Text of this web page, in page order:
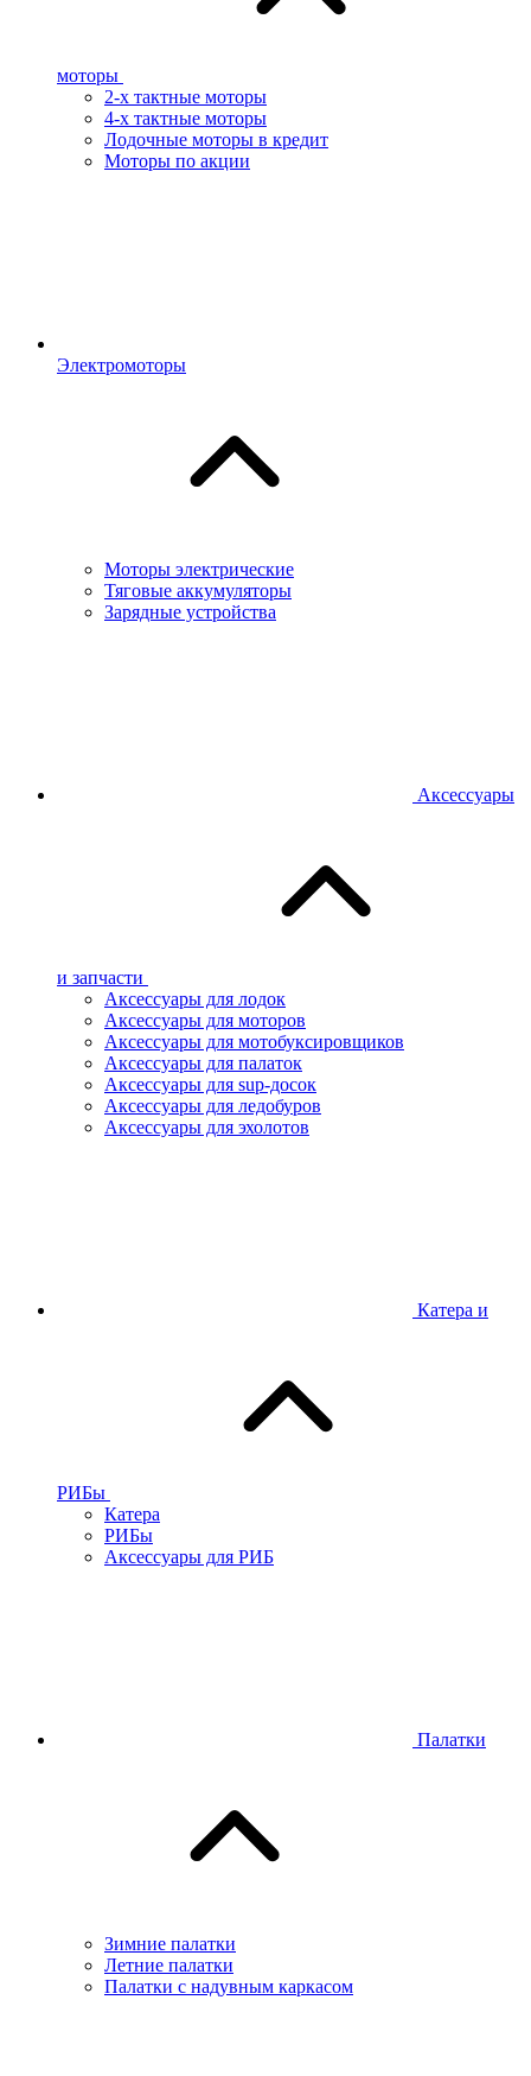
моторы
2-х тактные моторы
4-х тактные моторы
Лодочные моторы в кредит
Моторы по акции
Электромоторы
Моторы электрические
Тяговые аккумуляторы
Зарядные устройства
Аксессуары
и запчасти
Аксессуары для лодок
Аксессуары для моторов
Аксессуары для мотобуксировщиков
Аксессуары для палаток
Аксессуары для sup-досок
Аксессуары для ледобуров
Аксессуары для эхолотов
Катера и
РИБы
Катера
РИБы
Аксессуары для РИБ
Палатки
Зимние палатки
Летние палатки
Палатки с надувным каркасом